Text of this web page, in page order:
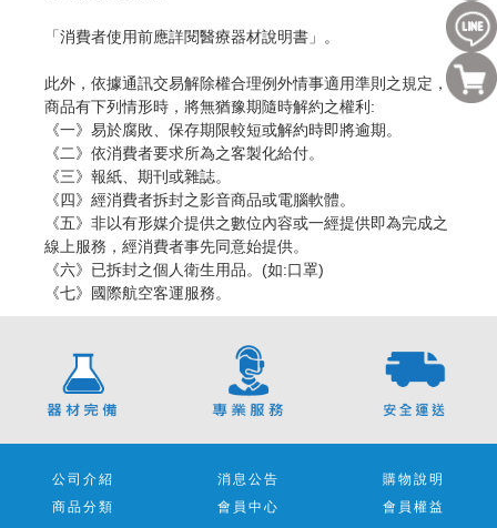
「消費者使用前應詳閱醫療器材說明書」。
此外，依據通訊交易解除權合理例外情事適用準則之規定，
商品有下列情形時，將無猶豫期隨時解約之權利:
《一》易於腐敗、保存期限較短或解約時即將逾期。
《二》依消費者要求所為之客製化給付。
《三》報紙、期刊或雜誌。
《四》經消費者拆封之影音商品或電腦軟體。
《五》非以有形媒介提供之數位內容或一經提供即為完成之
線上服務，經消費者事先同意始提供。
《六》已拆封之個人衛生用品。(如:口罩)
《七》國際航空客運服務。
公司介紹 消息公告
購物說明
商品分類
會員中心
會員權益